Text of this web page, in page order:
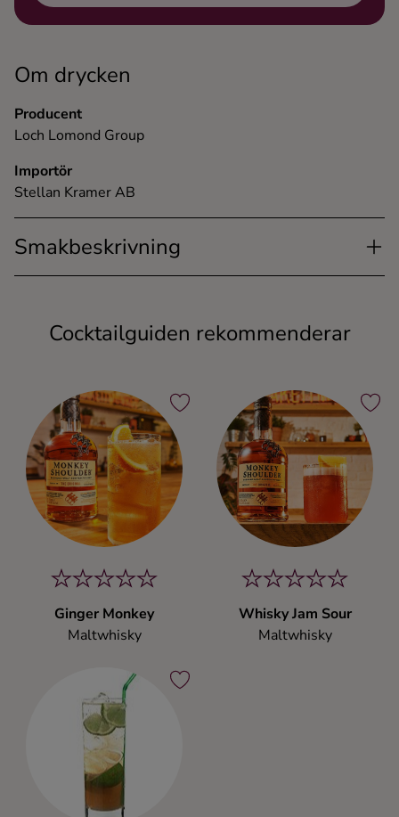
Om drycken
Producent
Loch Lomond Group
Importör
Stellan Kramer AB
Smakbeskrivning
Cocktailguiden rekommenderar
Ginger Monkey
Maltwhisky
Whisky Jam Sour
Maltwhisky